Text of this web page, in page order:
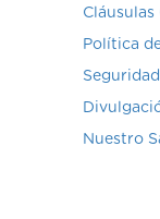
Política
Nuestro